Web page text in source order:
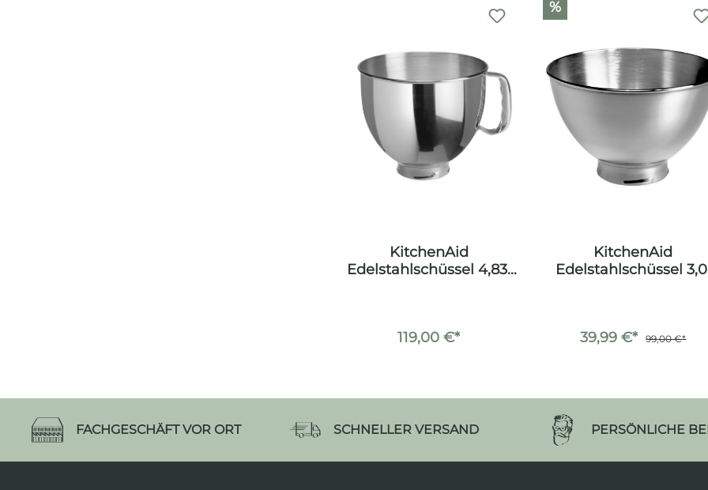
KitchenAid
Edelstahlschüssel 4,83l
119,00 €*
%
KitchenAid
Edelstahlschüssel
39,99 €* 99,00 €*
FACHGESCHÄFT VOR ORT SCHNELLER VERSAND PERSÖNLICHE